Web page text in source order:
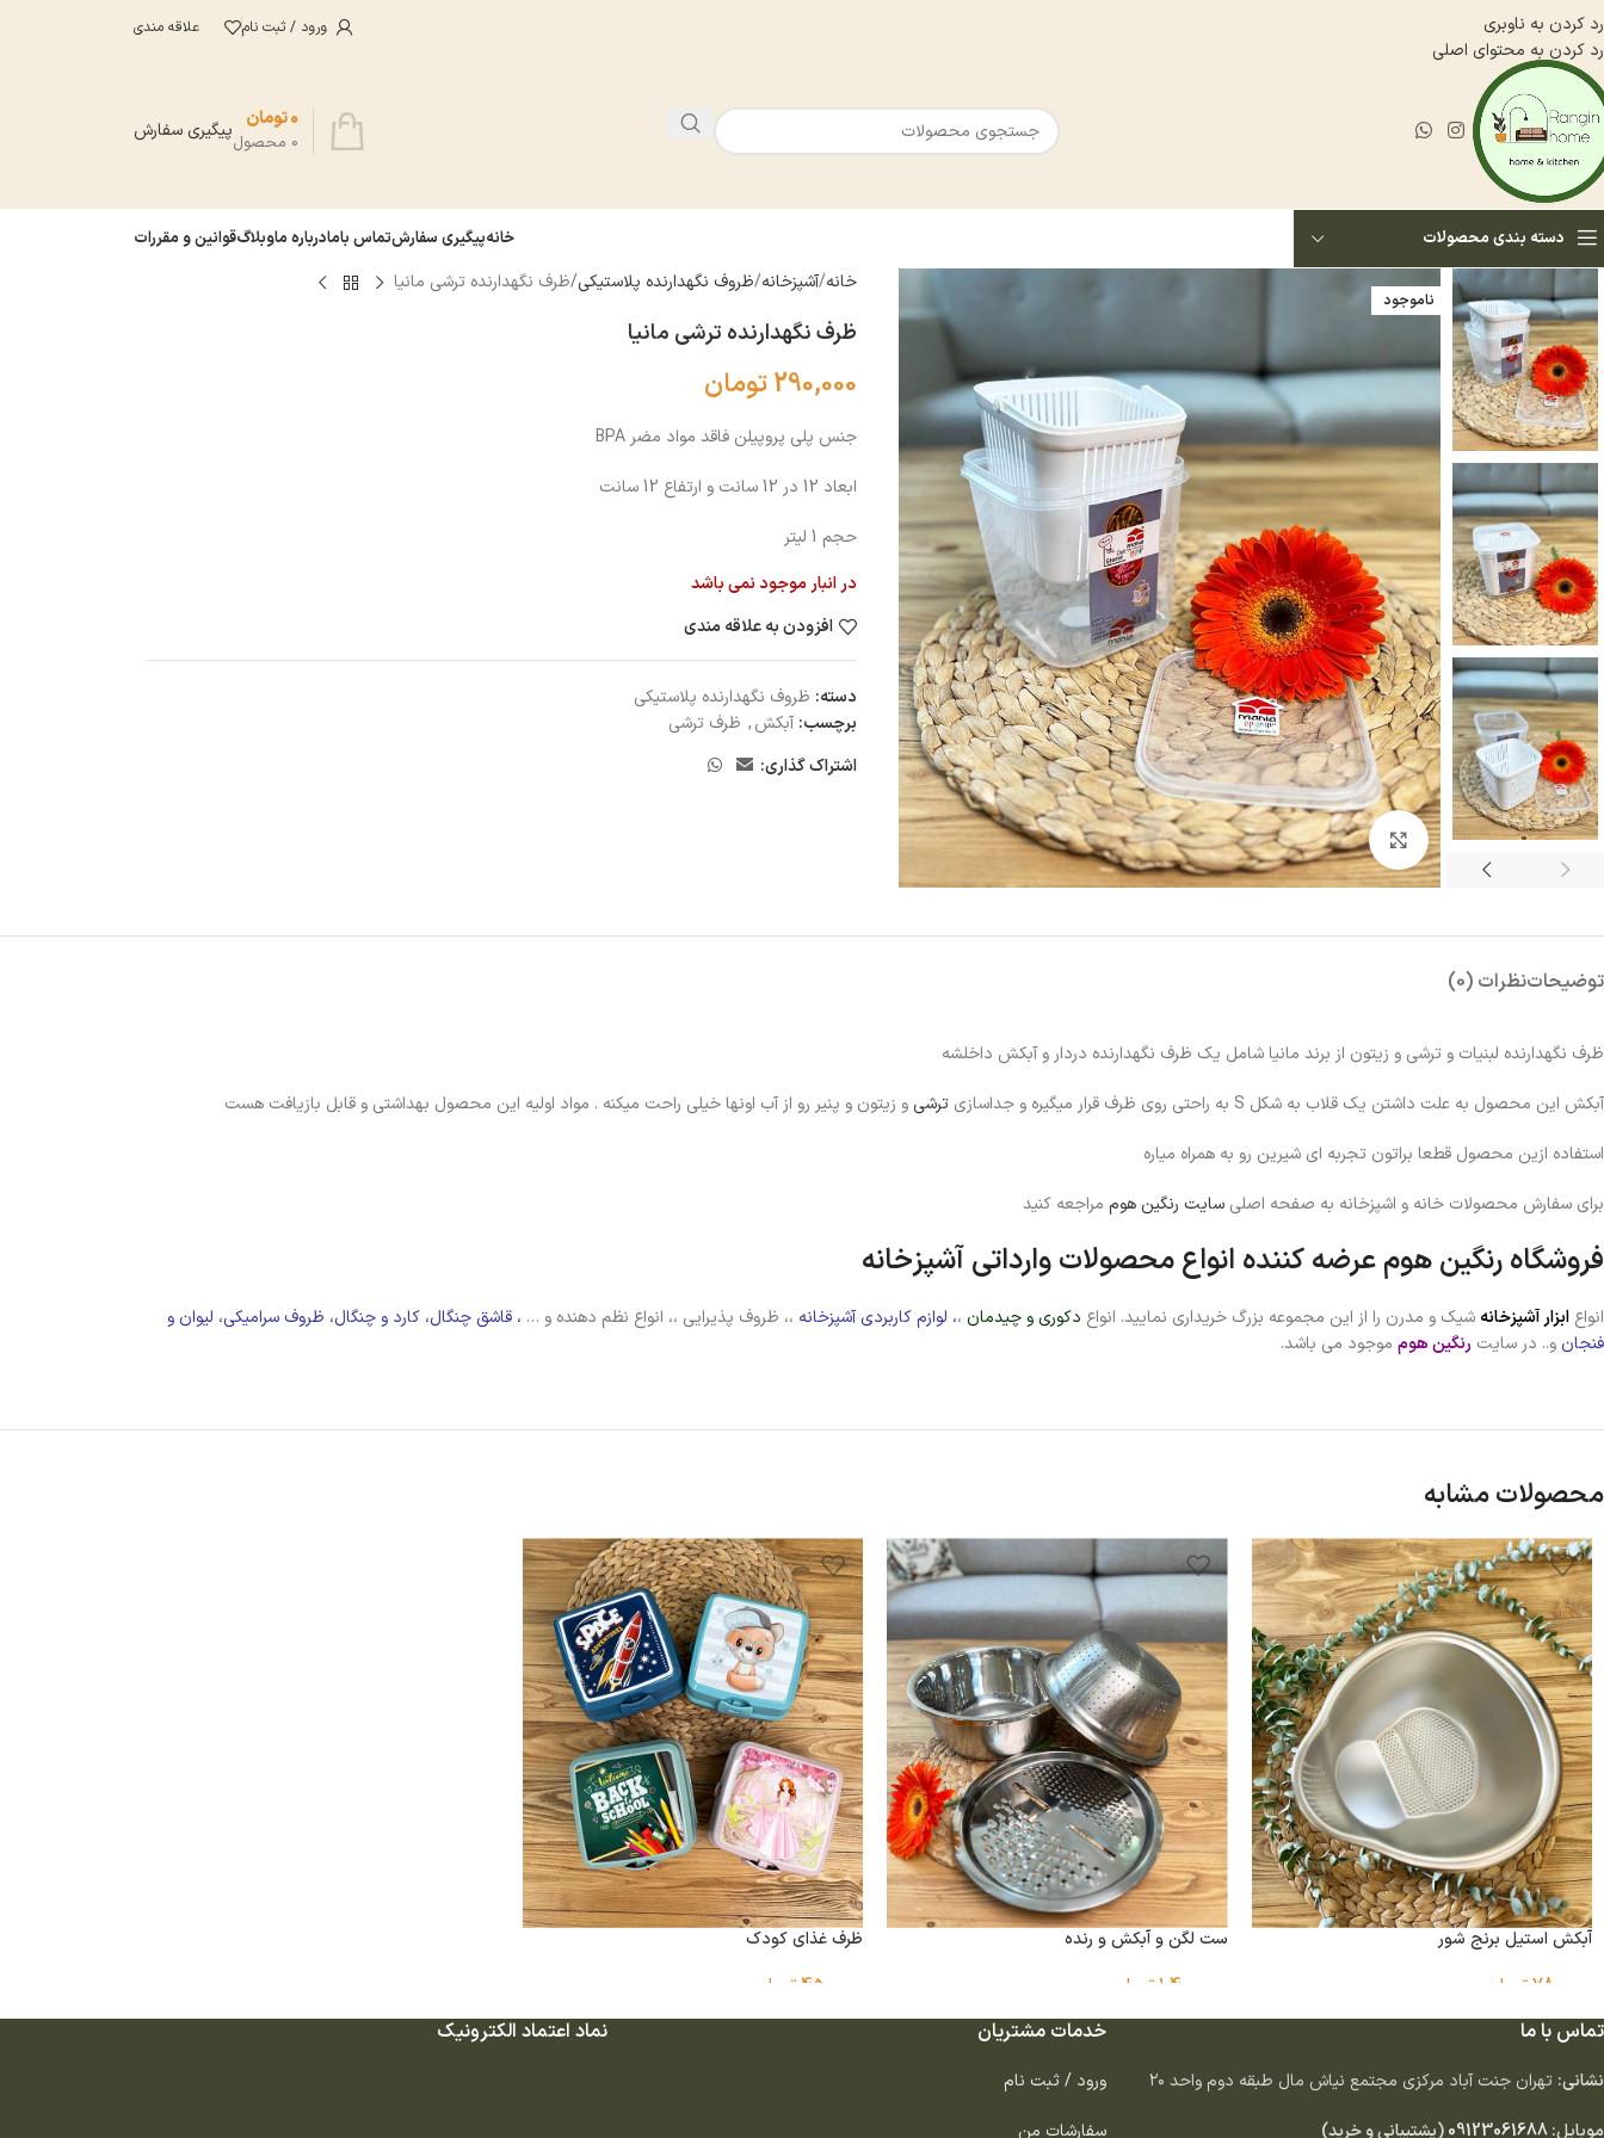
رد کردن به ناوبری
رد کردن به محتوای اصلی
ورود / ثبت نام علاقه مندی
0 محصول
0تومان پیگیری سفارش
دسته بندی محصولات خانهپیگیری سفارشتماس بامادرباره ماوبلاگقوانین و مقررات
ناموجود
بزرگنمایی تصویر
خانه آشپزخانه ظروف نگهدارنده پلاستيكى ظرف نگهدارنده ترشی مانیا
ظرف نگهدارنده ترشی مانیا
290,000تومان
جنس پلی پروپیلن فاقد مواد مضر BPA
ابعاد 12 در 12 سانت و ارتفاع 12 سانت
حجم 1 لیتر
در انبار موجود نمی باشد
افزودن به علاقه مندی
دسته: ظروف نگهدارنده پلاستيكى
برچسب: آبکش, ظرف ترشی
اشتراک گذاری:
توضیحاتنظرات (0)
ظرف نگهدارنده لبنیات و ترشی و زیتون از برند مانیا شامل یک ظرف نگهدارنده دردار و آبکش داخلشه
آبکش این محصول به علت داشتن یک قلاب به شکل S به راحتی روی ظرف قرار میگیره و جداسازی
ترشی و زیتون و پنیر رو از آب اونها خیلی راحت میکنه . مواد اولیه این محصول بهداشتی و قابل بازیافت هست
استفاده ازین محصول قطعا براتون تجربه ای شیرین رو به همراه میاره
برای سفارش محصولات خانه و اشپزخانه به صفحه اصلی سایت رنگین هوم مراجعه کنید
فروشگاه رنگین هوم عرضه کننده انواع محصولات وارداتی آشپزخانه
انواع ابزار آشپزخانه شیک و مدرن را از این مجموعه بزرگ خریداری نمایید. انواع دکوری و چیدمان ،، لوازم کاربردی آشپزخانه ،، ظروف پذیرایی ،، انواع نظم دهنده و … ، قاشق چنگال، کارد و چنگال، ظروف سرامیکی، لیوان و
فنجان و.. در سایت رنگین هوم موجود می باشد.
محصولات مشابه
آبکش استیل برنج شور
780,000تومان
ست لگن و آبکش و رنده
1,400,000تومان
ظرف غذای کودک
450,000تومان
تماس با ما
نشانی: تهران جنت آباد مركزى مجتمع نياش مال طبقه دوم واحد ٢٠
موبایل:09123061688(پشتیبانی و خرید)
خدمات مشتریان
ورود / ثبت نام
سفارشات من
نماد اعتماد الکترونیک